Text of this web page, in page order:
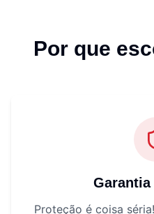
Por que
Garantia
Proteção é coisa